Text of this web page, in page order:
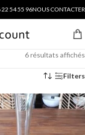
22 54 55 96NOUS CONTACTER
6 résultats affichés
Filters